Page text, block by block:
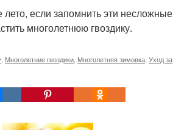
лето, если запомнить эти несложные
многолетнюю гвоздику.
Многолетние гвоздики Многолетняя зимовка Уход за